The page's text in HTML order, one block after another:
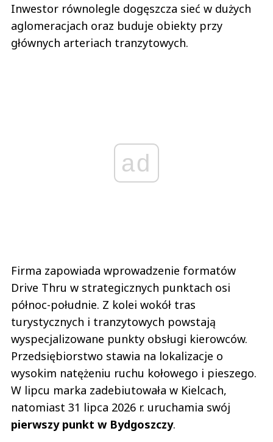
Inwestor równolegle dogęszcza sieć w dużych
aglomeracjach oraz buduje obiekty przy
głównych arteriach tranzytowych.
ad
Firma zapowiada wprowadzenie formatów
Drive Thru w strategicznych punktach osi
północ-południe. Z kolei wokół tras
turystycznych i tranzytowych powstają
wyspecjalizowane punkty obsługi kierowców.
Przedsiębiorstwo stawia na lokalizacje o
wysokim natężeniu ruchu kołowego i pieszego.
W lipcu marka zadebiutowała w Kielcach,
natomiast 31 lipca 2026 r. uruchamia swój
pierwszy punkt w Bydgoszczy.